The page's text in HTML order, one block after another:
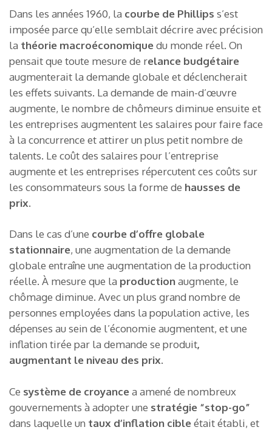
Dans les années 1960, la courbe de Phillips s’est
imposée parce qu’elle semblait décrire avec précision
la théorie macroéconomiquedu monde réel. On
pensait que toute mesure de relance budgétaire
augmenterait la demande globale et déclencherait
les effets suivants. La demande de main-d’œuvre
augmente, le nombre de chômeurs diminue ensuite et
les entreprises augmentent les salaires pour faire face
à la concurrence et attirer un plus petit nombre de
talents. Le coût des salaires pour l’entreprise
augmente et les entreprises répercutent ces coûts sur
les consommateurs sous la forme de hausses de
prix.
Dans le cas d’une courbe d’offre globale
stationnaire, une augmentation de la demande
globale entraîne une augmentation de la production
réelle. À mesure que la productionaugmente, le
chômage diminue. Avec un plus grand nombre de
personnes employées dans la population active, les
dépenses au sein de l’économie augmentent, et une
inflation tirée par la demande se produit,
augmentant le niveau des prix.
Ce système de croyancea amené de nombreux
gouvernements à adopter une stratégie “stop-go”
dans laquelle un taux d’inflation cibleétait établi, et